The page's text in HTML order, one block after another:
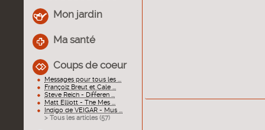
Mon jardin
Ma santé
Coups de coeur
Messages pour tous les ...
Françoiz Breut et Cale ...
Steve Reich - Differen ...
Matt Elliott - The Mes ...
Indigo de VEIGAR - Mus ...
> Tous les articles (57)